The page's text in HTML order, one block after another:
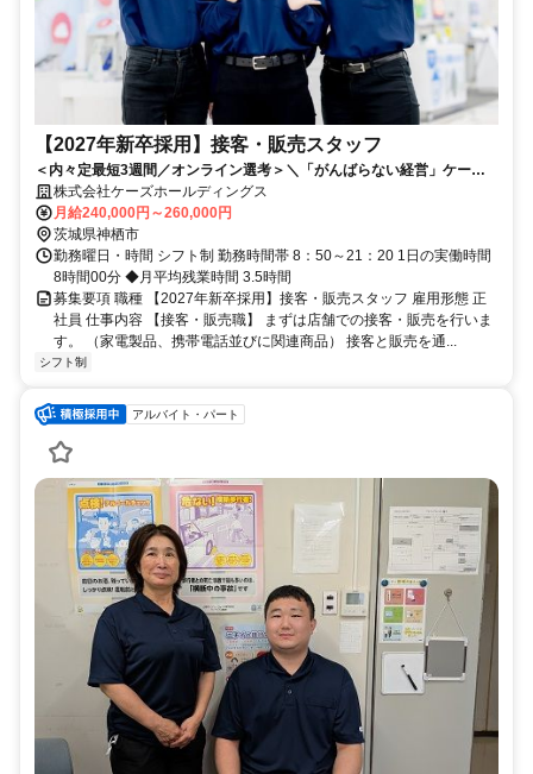
【2027年新卒採用】接客・販売スタッフ
＜内々定最短3週間／オンライン選考＞＼「がんばらない経営」ケーズ
ホールディングスで新卒採用強化中／
株式会社ケーズホールディングス
月給240,000円～260,000円
茨城県神栖市
勤務曜日・時間 シフト制 勤務時間帯 8：50～21：20 1日の実働時間
8時間00分 ◆月平均残業時間 3.5時間
募集要項 職種 【2027年新卒採用】接客・販売スタッフ 雇用形態 正
社員 仕事内容 【接客・販売職】 まずは店舗での接客・販売を行いま
す。 （家電製品、携帯電話並びに関連商品） 接客と販売を通...
シフト制
アルバイト・パート